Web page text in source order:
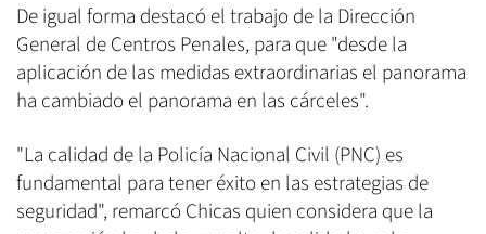
De igual forma destacó el trabajo de la Dirección
General de Centros Penales, para que "desde la
aplicación de las medidas extraordinarias el panorama
ha cambiado el panorama en las cárceles".
"La calidad de la Policía Nacional Civil (PNC) es
fundamental para tener éxito en las estrategias de
seguridad", remarcó Chicas quien considera que la